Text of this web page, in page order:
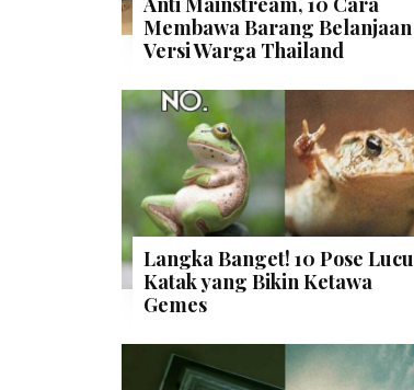
Membawa Barang Belanjaan
Versi Warga Thailand
Langka Banget! 10 Pose Lucu
Katak yang Bikin Ketawa
Gemes